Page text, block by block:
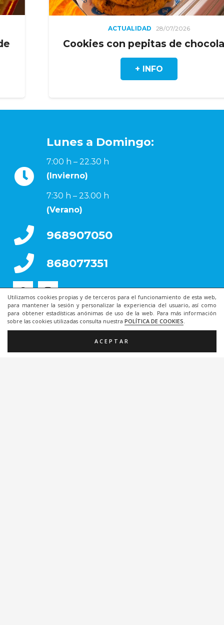
Utilizamos cookies propias y de terceros para el funcionamiento de esta web,
para mantener la sesión y personalizar la experiencia del usuario, así como
para obtener estadísticas anónimas de uso de la web. Para más información
sobre las cookies utilizadas consulta nuestra POLÍTICA DE COOKIES.
ACEPTAR
ACTUALIDAD 28/07/2026
Cookies con pepitas de chocolate
Lunes a Domingo:
7:00 h – 22.30 h
(Invierno)
7:30 h – 23.00 h
(Verano)
968907050
868077351